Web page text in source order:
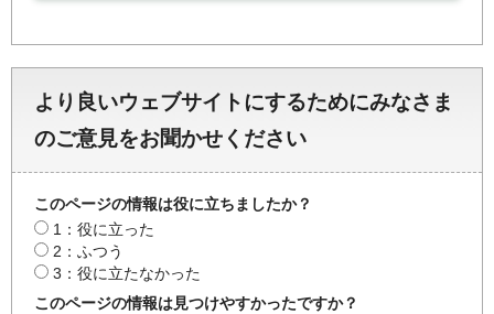
より良いウェブサイトにするためにみなさま
のご意見をお聞かせください
このページの情報は役に立ちましたか？
1：役に立った
2：ふつう
3：役に立たなかった
このページの情報は見つけやすかったですか？